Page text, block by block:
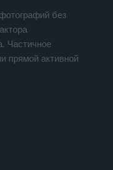
без
Частичное
прямой активной